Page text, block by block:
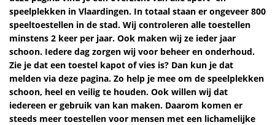
speelplekken in Vlaardingen. In totaal staan er ongeveer 800
speeltoestellen in de stad. Wij controleren alle toestellen
minstens 2 keer per jaar. Ook maken wij ze ieder jaar
schoon. Iedere dag zorgen wij voor beheer en onderhoud.
Zie je dat een toestel kapot of vies is? Dan kun je dat
melden via deze pagina. Zo help je mee om de speelplekken
schoon, heel en veilig te houden. Ook willen wij dat
iedereen er gebruik van kan maken. Daarom komen er
steeds meer toestellen voor mensen met een lichamelijke